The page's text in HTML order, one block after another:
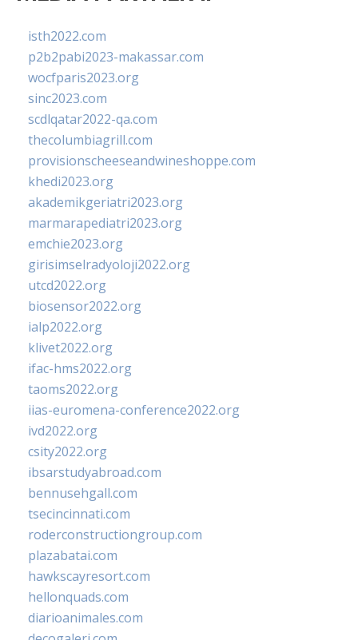
isth2022.com
p2b2pabi2023-makassar.com
wocfparis2023.org
sinc2023.com
scdlqatar2022-qa.com
thecolumbiagrill.com
provisionscheeseandwineshoppe.com
khedi2023.org
akademikgeriatri2023.org
marmarapediatri2023.org
emchie2023.org
girisimselradyoloji2022.org
utcd2022.org
biosensor2022.org
ialp2022.org
klivet2022.org
ifac-hms2022.org
taoms2022.org
iias-euromena-conference2022.org
ivd2022.org
csity2022.org
ibsarstudyabroad.com
bennusehgall.com
tsecincinnati.com
roderconstructiongroup.com
plazabatai.com
hawkscayresort.com
hellonquads.com
diarioanimales.com